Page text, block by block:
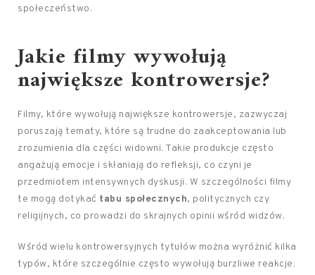
społeczeństwo.
Jakie filmy wywołują
największe kontrowersje?
Filmy, które wywołują największe kontrowersje, zazwyczaj
poruszają tematy, które są trudne do zaakceptowania lub
zrozumienia dla części widowni. Takie produkcje często
angażują emocje i skłaniają do refleksji, co czyni je
przedmiotem intensywnych dyskusji. W szczególności filmy
te mogą dotykać tabu społecznych, politycznych czy
religijnych, co prowadzi do skrajnych opinii wśród widzów.
Wśród wielu kontrowersyjnych tytułów można wyróżnić kilka
typów, które szczególnie często wywołują burzliwe reakcje: